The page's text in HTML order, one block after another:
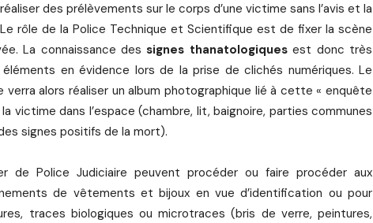
des prélèvements sur le corps d’une victime sans l’avis et la
rôle de la Police Technique et Scientifique est de fixer la scène
La connaissance dessignes thanatologiquesest donc très
en évidence lors de la prise de clichés numériques. Le
alors réaliser un album photographique lié à cette « enquête
victime dans l’espace (chambre, lit, baignoire, parties communes
signes positifs de la mort).
de Police Judiciaire peuvent procéder ou faire procéder aux
de vêtements et bijoux en vue d’identification ou pour
traces biologiques ou microtraces (bris de verre, peintures,